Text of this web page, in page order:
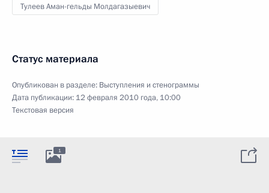
Тулеев Аман-гельды Молдагазыевич
Статус материала
Опубликован в разделе: Выступления и стенограммы
Дата публикации: 12 февраля 2010 года, 10:00
Текстовая версия
1